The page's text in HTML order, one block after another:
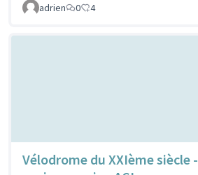
adrien
0 4
Vélodrome du XXIème siècle -